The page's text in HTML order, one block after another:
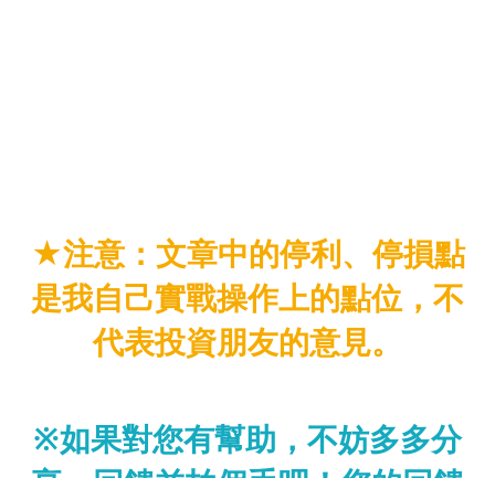
★注意：文章中的停利、停損點
是我自己實戰操作上的點位，不
代表投資朋友的意見。
※如果對您有幫助，不妨多多分